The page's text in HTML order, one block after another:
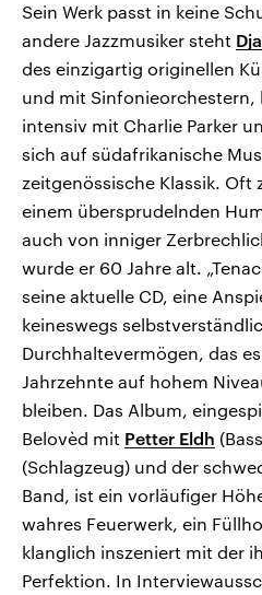
Sein Werk passt in keine
andere Jazzmusiker steht
des einzigartig originellen
und mit Sinfonieorchestern,
intensiv mit Charlie Parker
sich auf südafrikanische
zeitgenössische Klassik. Oft
einem übersprudelnden
auch von inniger
wurde er 60 Jahre alt.
seine aktuelle CD, eine
keineswegs
Durchhaltevermögen, das
Jahrzehnte auf hohem
bleiben. Das Album,
Belovèd mit Petter Eldh
(Schlagzeug) und der
Band, ist ein vorläufiger
wahres Feuerwerk, ein
klanglich inszeniert mit der
Perfektion. In